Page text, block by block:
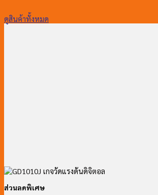
ดูสินค้าทั้งหมด
ส่วนลดพิเศษ